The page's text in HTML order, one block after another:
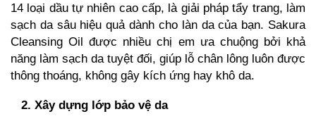
14 loại dầu tự nhiên cao cấp, là giải pháp tẩy trang, làm
sạch da sâu hiệu quả dành cho làn da của bạn. Sakura
Cleansing Oil được nhiều chị em ưa chuộng bởi khả
năng làm sạch da tuyệt đối, giúp lỗ chân lông luôn được
thông thoáng, không gây kích ứng hay khô da.
2. Xây dựng lớp bảo vệ da